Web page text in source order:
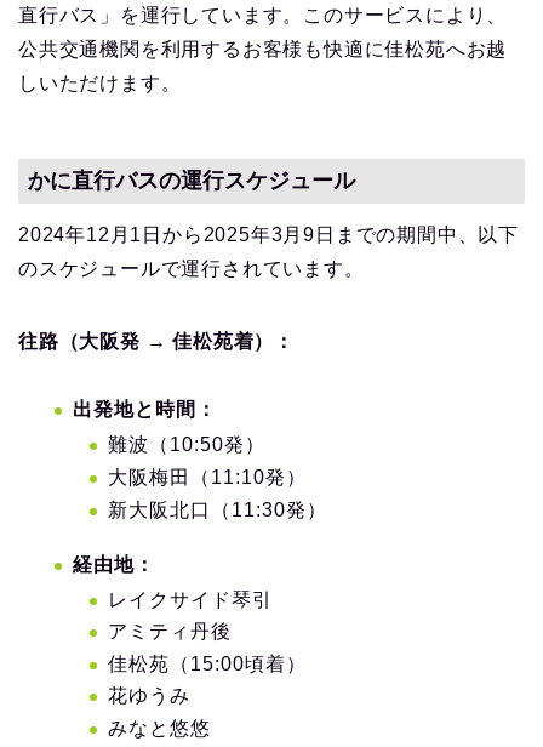
直行バス」を運行しています。このサービスにより、
公共交通機関を利用するお客様も快適に佳松苑へお越
しいただけます。
かに直行バスの運行スケジュール
2024年12月1日から2025年3月9日までの期間中、以下
のスケジュールで運行されています。
往路（大阪発 → 佳松苑着）：
出発地と時間：
難波（10:50発）
大阪梅田（11:10発）
新大阪北口（11:30発）
経由地：
レイクサイド琴引
アミティ丹後
佳松苑（15:00頃着）
花ゆうみ
みなと悠悠